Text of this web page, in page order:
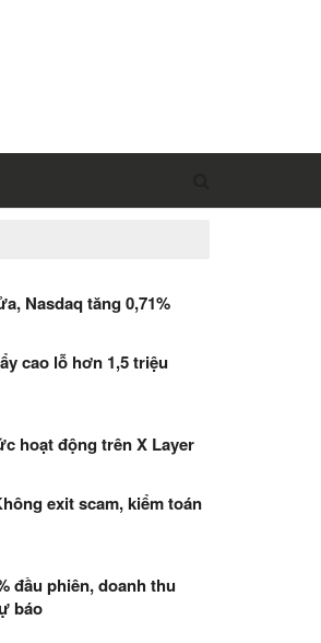
Nasdaq tăng 0,71%
cao lỗ hơn 1,5 triệu
hoạt động trên X Layer
exit scam, kiểm toán
đầu phiên, doanh thu
báo